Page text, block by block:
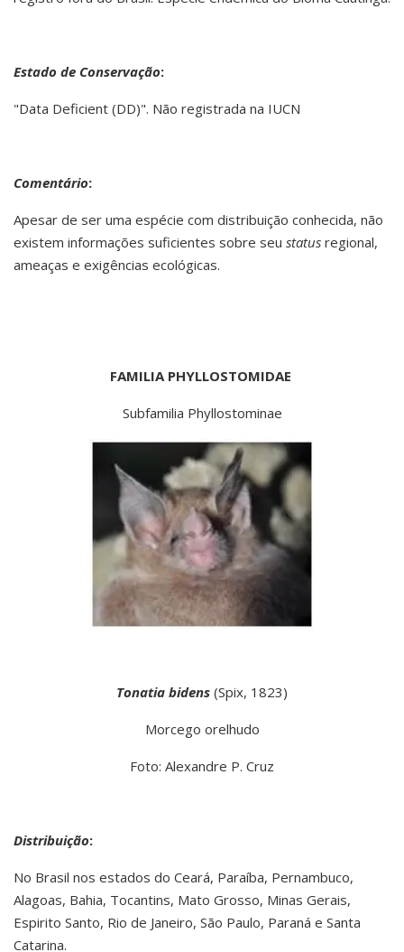
Estado de Conservação:
"Data Deficient (DD)". Não registrada na IUCN
Comentário:
Apesar de ser uma espécie com distribuição conhecida, não
existem informações suficientes sobre seu status regional,
ameaças e exigências ecológicas.
FAMILIA PHYLLOSTOMIDAE
Subfamilia Phyllostominae
Tonatia bidens (Spix, 1823)
Morcego orelhudo
Foto: Alexandre P. Cruz
Distribuição:
No Brasil nos estados do Ceará, Paraíba, Pernambuco,
Alagoas, Bahia, Tocantins, Mato Grosso, Minas Gerais,
Espirito Santo, Rio de Janeiro, São Paulo, Paraná e Santa
Catarina.